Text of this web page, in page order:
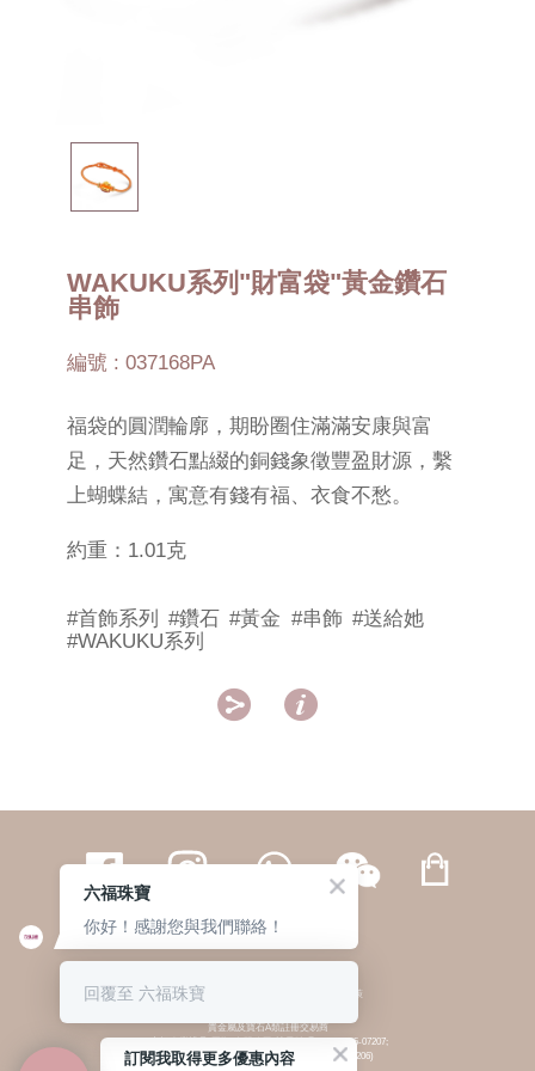
WAKUKU系列"財富袋"黃金鑽石
串飾
編號 : 037168PA
福袋的圓潤輪廓，期盼圈住滿滿安康與富
足，天然鑽石點綴的銅錢象徵豐盈財源，繫
上蝴蝶結，寓意有錢有福、衣食不愁。
約重：1.01克
#首飾系列 #鑽石 #黃金 #串飾 #送給她
#WAKUKU系列
 
繁體 | 簡体
© 六福集團 版權所有 不得轉載 私隱政策
貴金屬及寶石A類註冊交易商
(六福企業禮品(國際)有限公司-註冊號碼:A-B-24-05-07207;
六福電子商貿有限公司-註冊號碼:A-B-24-05-07206)
訂閱我取得更多優惠內容
六福珠寶
你好！感謝您與我們聯絡！
回覆至 六福珠寶